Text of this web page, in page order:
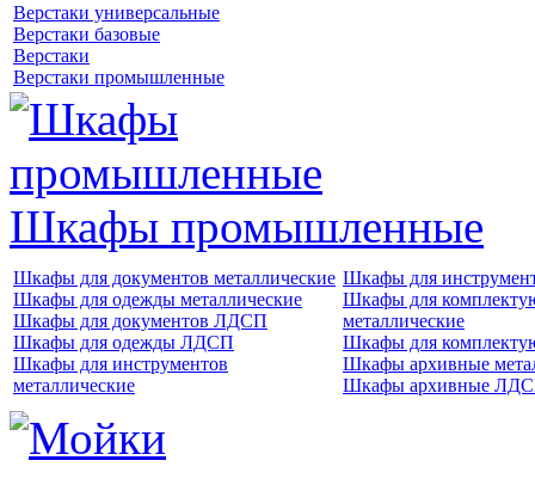
Верстаки универсальные
Верстаки базовые
Верстаки
Верстаки промышленные
Шкафы промышленные
Шкафы для документов металлические
Шкафы для одежды металлические
Шкафы для документов ЛДСП
Шкафы для одежды ЛДСП
Шкафы для инструментов
металлические
Шкафы для
Шкафы для
металлические
Шкафы для
Шкафы архивные
Шкафы архивные